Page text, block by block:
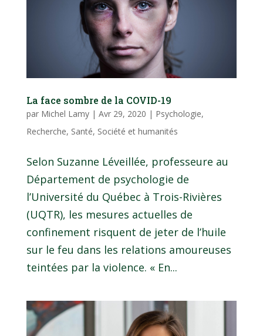
La face sombre de la COVID-19
par Michel Lamy| Avr 29, 2020 | Psychologie,
Recherche, Santé, Société et humanités
Selon Suzanne Léveillée, professeure au
Département de psychologie de
l’Université du Québec à Trois-Rivières
(UQTR), les mesures actuelles de
confinement risquent de jeter de l’huile
sur le feu dans les relations amoureuses
teintées par la violence. « En...